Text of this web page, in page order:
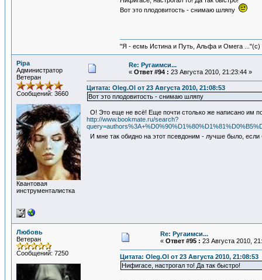
Вот это плодовитость - снимаю шляпу
"Я - есмь Истина и Путь, Альфа и Омега ..."(с)
Pipa
Администратор
Ветеран
Сообщений: 3660
Квантовая
инструменталистка
Re: Ругаимси...
« Ответ #94 : 23 Августа 2010, 21:23:44 »
Цитата: Oleg.Ol от 23 Августа 2010, 21:08:53
Вот это плодовитость - снимаю шляпу
О! Это еще не всё! Еще почти столько же написано им
http://www.bookmate.ru/search?
И мне так обидно на этот псевдоним - лучше было,
Любовь
Ветеран
Сообщений: 7250
Re: Ругаимси...
« Ответ #95 : 23 Августа 2010,
Цитата: Oleg.Ol от 23 Августа 2010, 21:08:53
Нифигасе, настрогал то! Да так быстро!